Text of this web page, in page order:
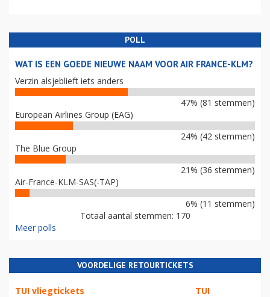
POLL
WAT IS EEN GOEDE NIEUWE NAAM VOOR AIR FRANCE-KLM?
Verzin alsjeblieft iets anders
47% (81 stemmen)
European Airlines Group (EAG)
24% (42 stemmen)
The Blue Group
21% (36 stemmen)
Air-France-KLM-SAS(-TAP)
6% (11 stemmen)
Totaal aantal stemmen: 170
Meer polls
VOORDELIGE RETOURTICKETS
TUI vliegtickets TUI